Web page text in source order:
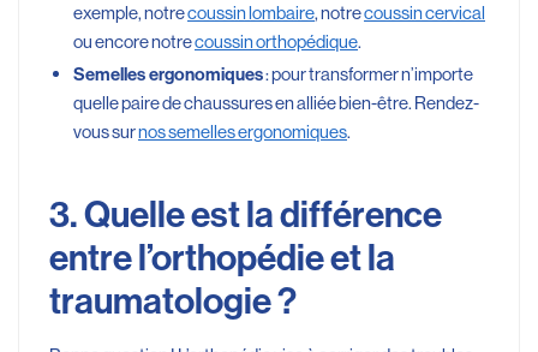
exemple, notrecoussin lombaire, notrecoussin cervical
ou encore notrecoussin orthopédique.
Semelles ergonomiques: pour transformer n’importe
quelle paire de chaussures en alliée bien-être. Rendez-
vous surnos semelles ergonomiques.
3. Quelle est la différence
entre l’orthopédie et la
traumatologie ?